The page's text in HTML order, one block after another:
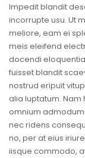
Impedit blandit
incorrupte usu. Ut
meliore, eam ei
meis eleifend
docendi
fuisset blandit
nostrud eripuit
alia luptatum.
omnium
nec ridens
no, per at eius
iisque commodo,